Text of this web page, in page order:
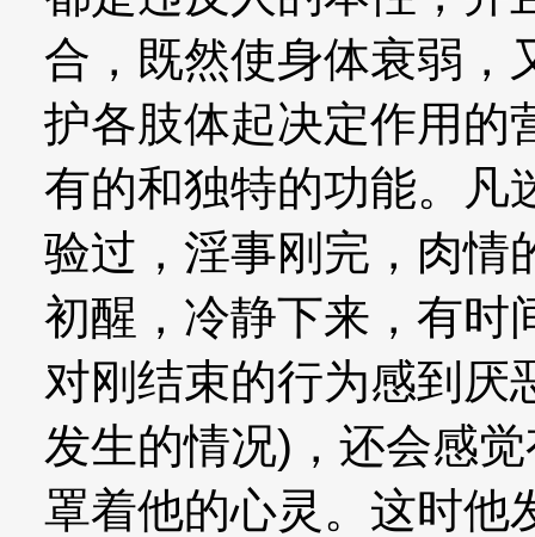
合，既然使身体衰弱，
护各肢体起决定作用的
有的和独特的功能。凡
验过，淫事刚完，肉情
初醒，冷静下来，有时
对刚结束的行为感到厌
发生的情况)，还会感
罩着他的心灵。这时他